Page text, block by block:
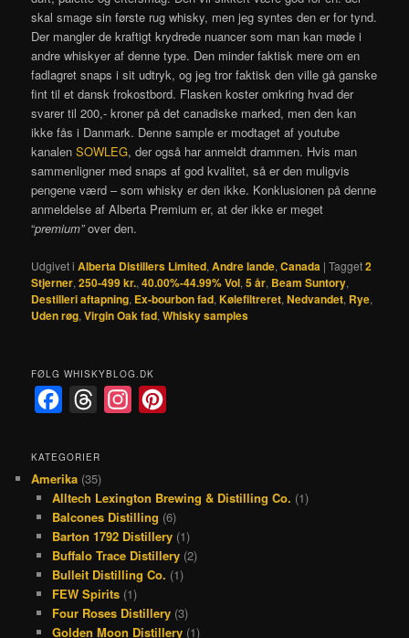
skal smage sin første rug whisky, men jeg syntes den er for tynd.
Der mangler de kraftigt krydrede nuancer som man kan møde i
andre whiskyer af denne type. Den minder faktisk mere om en
fadlagret snaps i sit udtryk, og jeg tror faktisk den ville gå ganske
fint til et dansk frokostbord. Flasken koster omkring hvad der
svarer til 200,- kroner på det canadiske marked, men den kan
ikke fås i Danmark. Denne sample er modtaget af youtube
kanalenSOWLEG, der også har anmeldt drammen. Hvis man
sammenligner med snaps af god kvalitet, så er den muligvis
pengene værd – som whisky er den ikke. Konklusionen på denne
anmeldelse af Alberta Premium er, at der ikke er meget
“premium”over den.
Udgivet i Alberta Distillers Limited,Andre lande,Canada |Tagget2
Stjerner,250-499 kr.,40.00%-44.99% Vol,5 år, Beam Suntory,
Destilleri aftapning, Ex-bourbon fad,Kølefiltreret,Nedvandet, Rye,
Uden røg,Virgin Oak fad,Whisky samples
FØLG WHISKYBLOG.DK
c
e
b
o
o
k
r
e
a
d
s
a
g
r
a
m
e
r
e
t
KATEGORIER
Amerika (35)
Alltech Lexington Brewing & Distilling Co. (1)
Balcones Distilling (6)
Barton 1792 Distillery(1)
Buffalo Trace Distillery(2)
Bulleit Distilling Co. (1)
FEW Spirits(1)
Four Roses Distillery(3)
Golden Moon Distillery(1)